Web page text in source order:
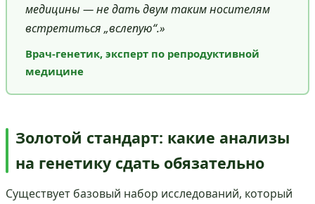
медицины — не дать двум таким носителям
встретиться „вслепую“.»
Врач-генетик, эксперт по репродуктивной
медицине
Золотой стандарт: какие анализы
на генетику сдать обязательно
Существует базовый набор исследований, который